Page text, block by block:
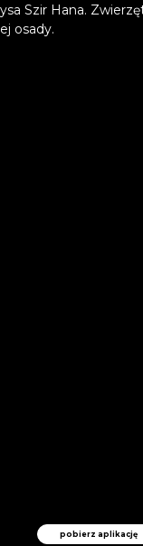
Szir Hana.
osady.
pobierz aplikację